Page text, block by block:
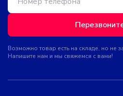
Возможно товар есть на складе, но не
Напишите нам и мы свяжемся с вами!